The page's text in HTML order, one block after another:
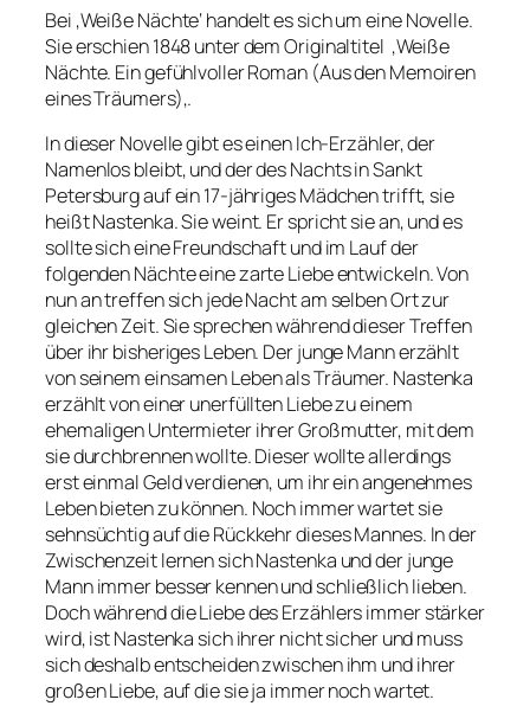
Bei ‚Weiße Nächte‘ handelt es sich um eine Novelle.
Sie erschien 1848 unter dem Originaltitel ‚Weiße
Nächte. Ein gefühlvoller Roman (Aus den Memoiren
eines Träumers)‚.
In dieser Novelle gibt es einen Ich-Erzähler, der
Namenlos bleibt, und der des Nachts in Sankt
Petersburg auf ein 17-jähriges Mädchen trifft, sie
heißt Nastenka. Sie weint. Er spricht sie an, und es
sollte sich eine Freundschaft und im Lauf der
folgenden Nächte eine zarte Liebe entwickeln. Von
nun an treffen sich jede Nacht am selben Ort zur
gleichen Zeit. Sie sprechen während dieser Treffen
über ihr bisheriges Leben. Der junge Mann erzählt
von seinem einsamen Leben als Träumer. Nastenka
erzählt von einer unerfüllten Liebe zu einem
ehemaligen Untermieter ihrer Großmutter, mit dem
sie durchbrennen wollte. Dieser wollte allerdings
erst einmal Geld verdienen, um ihr ein angenehmes
Leben bieten zu können. Noch immer wartet sie
sehnsüchtig auf die Rückkehr dieses Mannes. In der
Zwischenzeit lernen sich Nastenka und der junge
Mann immer besser kennen und schließlich lieben.
Doch während die Liebe des Erzählers immer stärker
wird, ist Nastenka sich ihrer nicht sicher und muss
sich deshalb entscheiden zwischen ihm und ihrer
großen Liebe, auf die sie ja immer noch wartet.